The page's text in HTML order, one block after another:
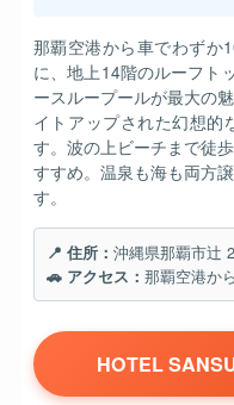
那覇空港から車でわずか
に、地上14階のルーフト
ースループールが最大の
イトアップされた幻想的
す。波の上ビーチまで徒
すすめ。温泉も海も両方
す。
📍 住所： 沖縄県那覇市辻
🚗 アクセス： 那覇空港か
HOTEL